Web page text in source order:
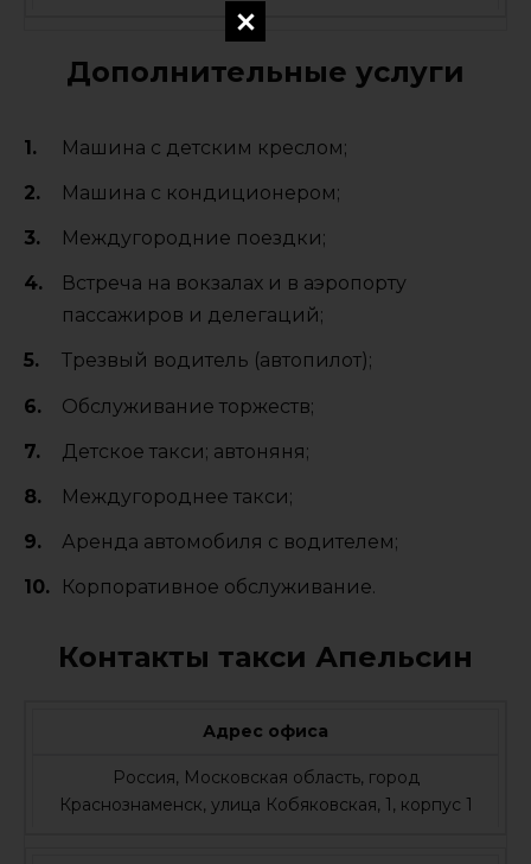
Дополнительные услуги
Машина с детским креслом;
Машина с кондиционером;
Междугородние поездки;
Встреча на вокзалах и в аэропорту
пассажиров и делегаций;
Трезвый водитель (автопилот);
Обслуживание торжеств;
Детское такси; автоняня;
Междугороднее такси;
Аренда автомобиля с водителем;
Корпоративное обслуживание.
Контакты такси Апельсин
Адрес офиса
Россия, Московская область, город
Краснознаменск, улица Кобяковская, 1, корпус 1